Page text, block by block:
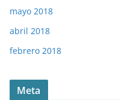
mayo 2018
abril 2018
febrero 2018
Meta